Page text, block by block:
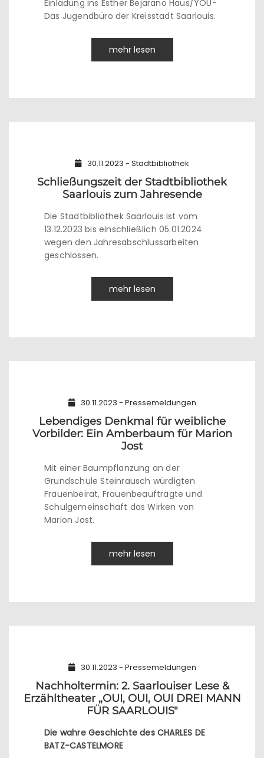
Einladung ins Esther Bejarano Haus/YOU-
Das Jugendbüro der Kreisstadt Saarlouis.
mehr lesen
30.11.2023 - Stadtbibliothek
Schließungszeit der Stadtbibliothek
Saarlouis zum Jahresende
Die Stadtbibliothek Saarlouis ist vom
13.12.2023 bis einschließlich 05.01.2024
wegen den Jahresabschlussarbeiten
geschlossen.
mehr lesen
30.11.2023 - Pressemeldungen
Lebendiges Denkmal für weibliche
Vorbilder: Ein Amberbaum für Marion
Jost
Mit einer Baumpflanzung an der
Grundschule Steinrausch würdigten
Frauenbeirat, Frauenbeauftragte und
Schulgemeinschaft das Wirken von
Marion Jost.
mehr lesen
30.11.2023 - Pressemeldungen
Nachholtermin: 2. Saarlouiser Lese &
Erzähltheater „OUI, OUI, OUI DREI MANN
FÜR SAARLOUIS"
Die wahre Geschichte des CHARLES DE
BATZ-CASTELMORE